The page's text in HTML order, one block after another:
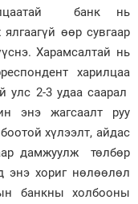
банк нь
өөр сувгаар
Харамсалтай нь
харилцаа
улс 2-3 удаа саарал
энэ жагсаалт руу
хүлээлт, айдас
дамжуулж төлбөр
энэ хориг нөлөөлөл
банкны холбооны